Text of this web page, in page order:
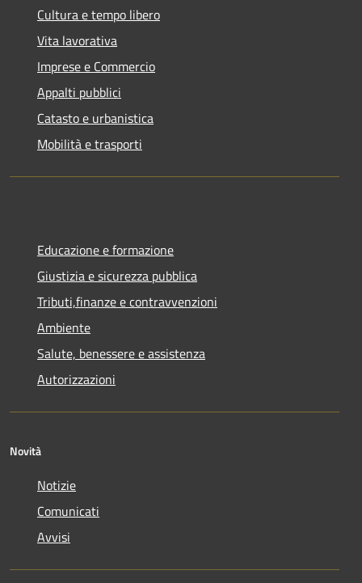
Cultura e tempo libero
Vita lavorativa
Imprese e Commercio
Appalti pubblici
Catasto e urbanistica
Mobilità e trasporti
Educazione e formazione
Giustizia e sicurezza pubblica
Tributi,finanze e contravvenzioni
Ambiente
Salute, benessere e assistenza
Autorizzazioni
Novità
Notizie
Comunicati
Avvisi